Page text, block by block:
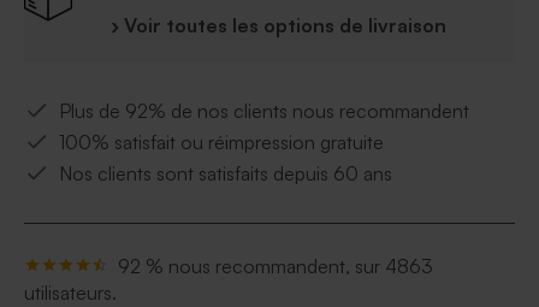
› Voir toutes les options de livraison
Plus de 92% de nos clients nous recommandent
100% satisfait ou réimpression gratuite
Nos clients sont satisfaits depuis 60 ans
92 % nous recommandent, sur 4863
utilisateurs.